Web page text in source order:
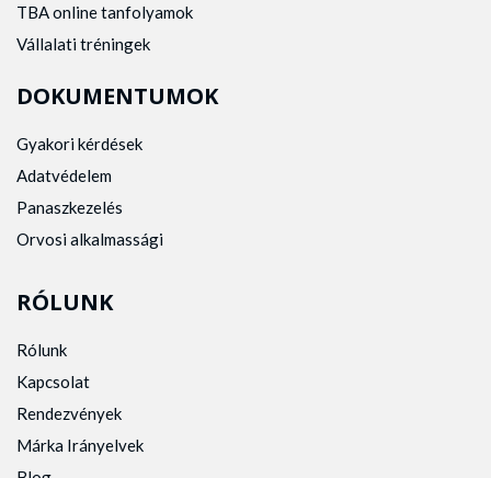
TBA online tanfolyamok
Vállalati tréningek
DOKUMENTUMOK
Gyakori kérdések
Adatvédelem
Panaszkezelés
Orvosi alkalmassági
RÓLUNK
Rólunk
Kapcsolat
Rendezvények
Márka Irányelvek